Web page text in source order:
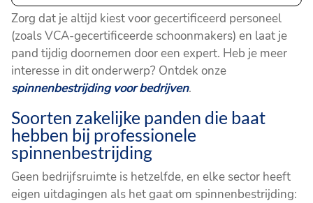
Zorg dat je altijd kiest voor gecertificeerd personeel
(zoals VCA-gecertificeerde schoonmakers) en laat je
pand tijdig doornemen door een expert. Heb je meer
interesse in dit onderwerp? Ontdek onze
spinnenbestrijding voor bedrijven.
Soorten zakelijke panden die baat
hebben bij professionele
spinnenbestrijding
Geen bedrijfsruimte is hetzelfde, en elke sector heeft
eigen uitdagingen als het gaat om spinnenbestrijding: